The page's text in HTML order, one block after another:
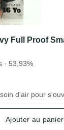
Full Proof
· 53,93%
d'air pour
Ajouter au panier